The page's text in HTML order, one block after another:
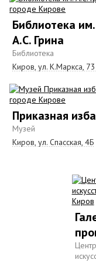
Библиотека им.
А.С. Грина
Библиотека
Киров, ул. К.Маркса, 73
Приказная изба
Музей
Киров, ул. Спасская, 4Б